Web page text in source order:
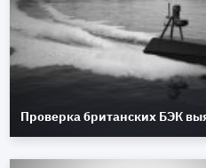
Проверка британских БЭК